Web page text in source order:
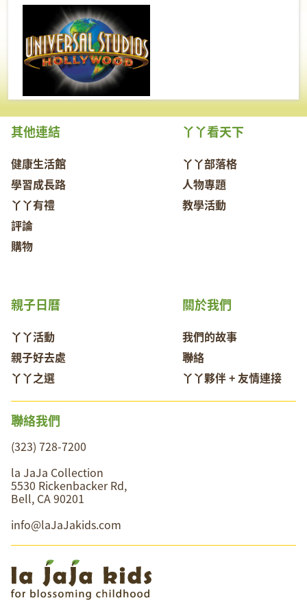
其他連結
健康生活館
學習成長路
丫丫有禮
評論
購物
丫丫看天下
丫丫部落格
人物專題
教學活動
關於我們
我們的故事
聯絡
丫丫夥伴 + 友情連接
親子日曆
丫丫活動
親子好去處
丫丫之選
聯絡我們
(323) 728-7200
la JaJa Collection
5530 Rickenbacker Rd,
Bell, CA 90201
info@laJaJakids.com